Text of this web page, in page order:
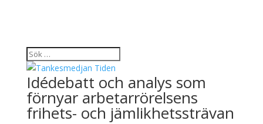
Idédebatt och analys som
förnyar arbetarrörelsens
frihets- och jämlikhetssträvan